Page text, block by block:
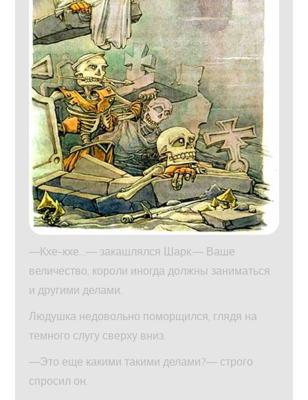
—Кхе-кхе…— закашлялся Шарк.— Ваше
величество, короли иногда должны заниматься
и другими делами.
Людушка недовольно поморщился, глядя на
темного слугу сверху вниз.
—Это еще какими такими делами?— строго
спросил он.